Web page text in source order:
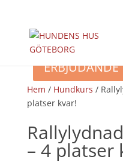
Hem / Hundkurs /
platser kvar!
– 4 platser
ERBJUDANDE